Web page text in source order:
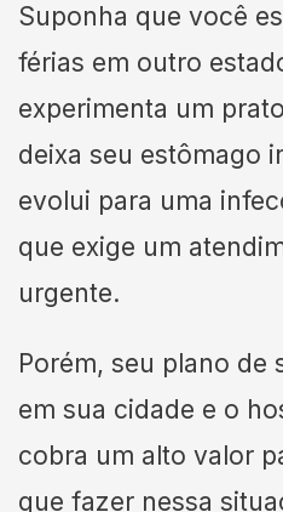
Suponha que você
férias em outro
experimenta um
deixa seu estômago
evolui para uma
que exige um
urgente.
Porém, seu plano de
em sua cidade e o
cobra um alto valor
que fazer nessa